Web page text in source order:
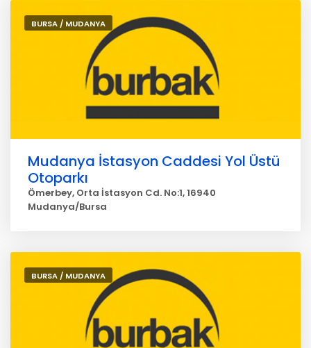
BURSA / MUDANYA
Mudanya İstasyon Caddesi Yol Üstü
Otoparkı
Ömerbey, Orta İstasyon Cd. No:1, 16940
Mudanya/Bursa
BURSA / MUDANYA